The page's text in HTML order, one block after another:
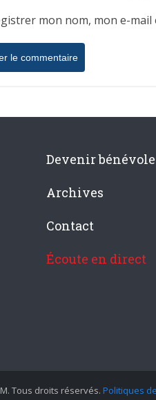
mon nom, mon e-
Devenir bénévole
Archives
Contact
Écoute en direct
Tous droits réservés. Politiques